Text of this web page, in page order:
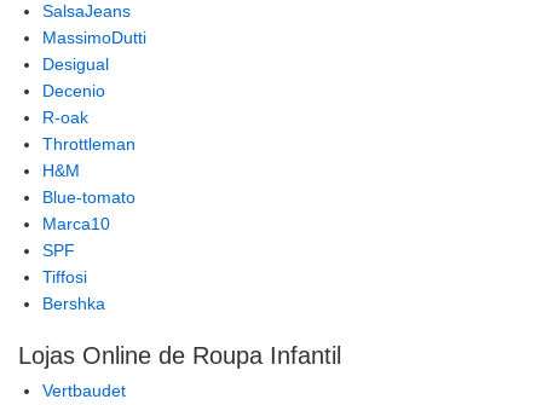
SalsaJeans
MassimoDutti
Desigual
Decenio
R-oak
Throttleman
H&M
Blue-tomato
Marca10
SPF
Tiffosi
Bershka
Lojas Online de Roupa Infantil
Vertbaudet